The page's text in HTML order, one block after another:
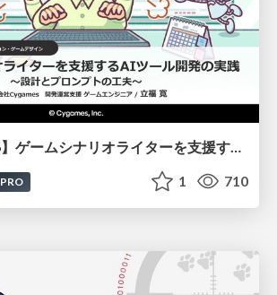
【CEDEC2026】ゲームシナリオライターを支援するAIツール開発の実践 ― 設計とプロンプトの工夫 ―
PRO 1 710